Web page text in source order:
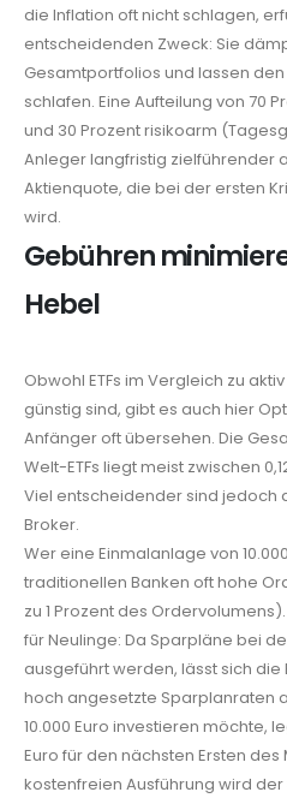
die Inflation oft nicht schlagen,
entscheidenden Zweck: Sie
Gesamtportfolios und lassen
schlafen. Eine Aufteilung von 70
und 30 Prozent risikoarm
Anleger langfristig zielführender
Aktienquote, die bei der ersten
wird.
Gebühren
Hebel
Obwohl ETFs im Vergleich zu
günstig sind, gibt es auch hier
Anfänger oft übersehen. Die
Welt-ETFs liegt meist zwischen
Viel entscheidender sind jedoch
Broker.
Wer eine Einmalanlage von
traditionellen Banken oft hohe
zu 1 Prozent des
für Neulinge: Da Sparpläne bei
ausgeführt werden, lässt sich
hoch angesetzte Sparplanraten
10.000 Euro investieren möchte,
Euro für den nächsten Ersten
kostenfreien Ausführung wird